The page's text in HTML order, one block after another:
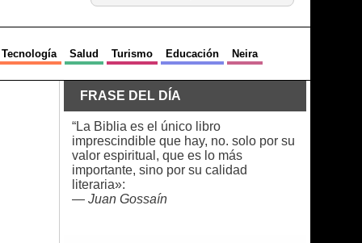
Tecnología Salud Turismo Educación Neira
FRASE DEL DÍA
“La Biblia es el único libro
imprescindible que hay, no. solo por su
valor espiritual, que es lo más
importante, sino por su calidad
literaria»:
— Juan Gossaín